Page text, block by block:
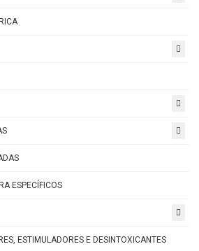
ESPECÍFICOS
ESTIMULADORES E DESINTOXICANTES